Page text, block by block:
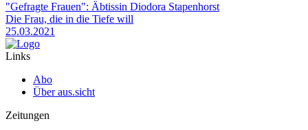
"Gefragte Frauen": Äbtissin Diodora Stapenhorst
Die Frau, die in die Tiefe will
25.03.2021
Links
Abo
Über aus.sicht
Zeitungen